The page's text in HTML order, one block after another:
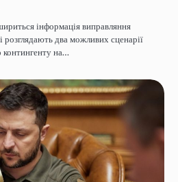
інформація виправляння
розглядають два можливих сценарії
контингенту на…